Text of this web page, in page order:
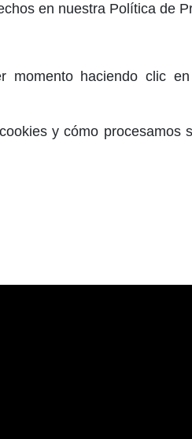
en nuestra Política de
momento haciendo clic
y cómo